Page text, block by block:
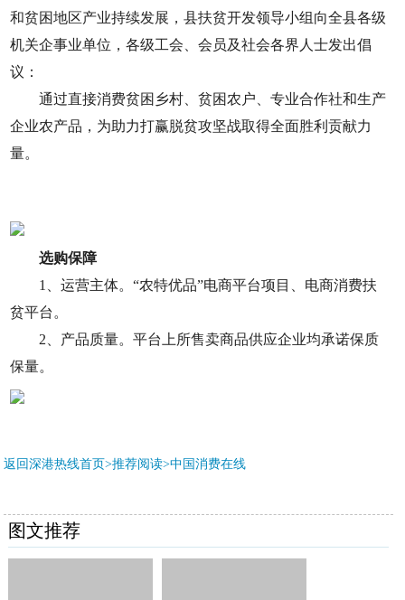
和贫困地区产业持续发展，县扶贫开发领导小组向全县各级
机关企事业单位，各级工会、会员及社会各界人士发出倡
议：
通过直接消费贫困乡村、贫困农户、专业合作社和生产
企业农产品，为助力打赢脱贫攻坚战取得全面胜利贡献力
量。
选购保障
1、运营主体。“农特优品”电商平台项目、电商消费扶
贫平台。
2、产品质量。平台上所售卖商品供应企业均承诺保质
保量。
返回深港热线首页>推荐阅读>中国消费在线
图文推荐